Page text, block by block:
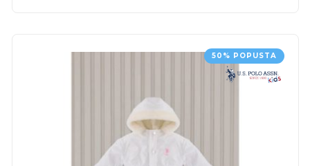
50% POPUSTA